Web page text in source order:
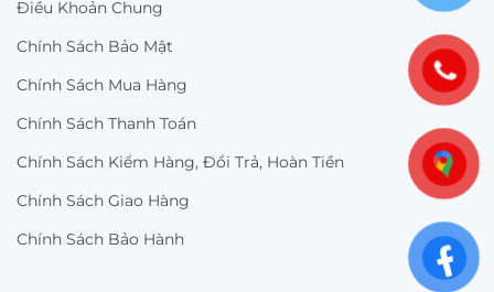
Điều Khoản Chung
Chính Sách Bảo Mật
Chính Sách Mua Hàng
Chính Sách Thanh Toán
Chính Sách Kiểm Hàng, Đổi Trả, Hoàn Tiền
Chính Sách Giao Hàng
Chính Sách Bảo Hành